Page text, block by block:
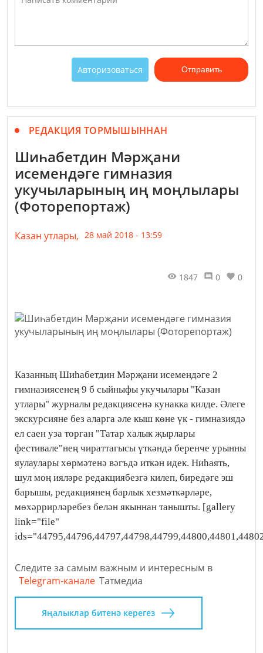
Авторизоваться Отправить
РЕДАКЦИЯ ТОРМЫШЫННАН
Шиһабетдин Мәрҗани
исемендәге гимназия
укучыларының иң моңлылары
(Фоторепортаж)
Казан утлары, 28 май 2018 - 13:59
1847 0 0
Казанның Шиһабетдин Мәрҗани исемендәге 2
гимназиясенең 9 б сыйныфы укучылары "Казан
утлары" журналы редакциясенә кунакка килде. Әлеге
экскурсияне без аларга әле кыш көне үк - гимназиядә
ел саен уза торган "Татар халык җырлары
фестивале"нең чираттагысы үткәндә беренче урынны
яулаулары хөрмәтенә вәгъдә иткән идек. Ниһаять,
шул моң ияләре редакциябезгә килеп, биредәге эш
барышы, редакциянең барлык хезмәткәрләре,
мөхәррирләребез белән якыннан танышты. [gallery
link="file"
Следите за самым важным и интересным в
Telegram-канале Татмедиа
Яңалыклар битенә керегез